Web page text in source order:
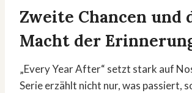
Zweite Chancen und
Macht der
„Every Year After“ setzt stark auf
Serie erzählt nicht nur, was passiert,